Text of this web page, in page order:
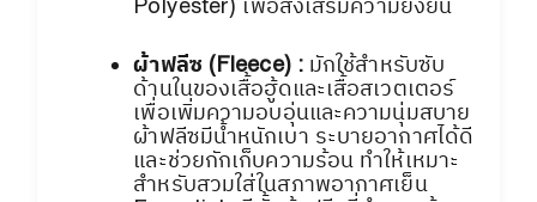
Polyester) เพื่อส่งเสริมความยั่งยืน
ผ้าฟลีซ (Fleece) : มักใช้สำหรับซับ
ด้านในของเสื้อฮู้ดและเสื้อสเวตเตอร์
เพื่อเพิ่มความอบอุ่นและความนุ่มสบาย
ผ้าฟลีซมีน้ำหนักเบา ระบายอากาศได้ดี
และช่วยกักเก็บความร้อน ทำให้เหมาะ
สำหรับสวมใส่ในสภาพอากาศเย็น